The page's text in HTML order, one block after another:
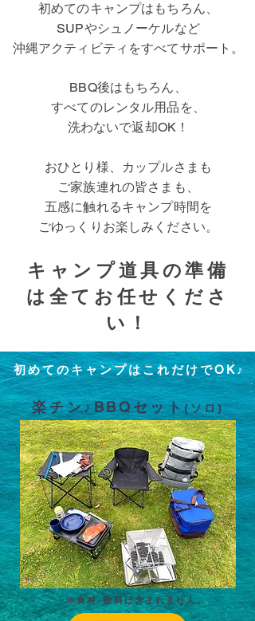
初めてのキャンプはもちろん、
SUPやシュノーケルなど
沖縄アクティビティをすべてサポート。
BBQ後はもちろん、
すべてのレンタル用品を、
洗わないで返却OK！
おひとり様、カップルさまも
ご家族連れの皆さまも、
五感に触れるキャンプ時間を
ごゆっくりお楽しみください。
キャンプ道具の準備
は全てお任せくださ
い！
楽チン♪BBQセット(ソロ)
​※食材･飲料は含まれません。
​初めてのキャンプはこれだけでOK♪